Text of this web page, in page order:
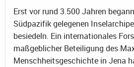
Erst vor rund 3.500 Jahren
Südpazifik gelegenen
besiedeln. Ein internationales
maßgeblicher Beteiligung des
Menschheitsgeschichte in Jena